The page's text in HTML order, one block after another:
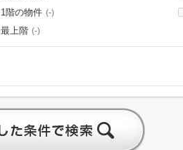
1階の物件 (-)
最上階 (-)